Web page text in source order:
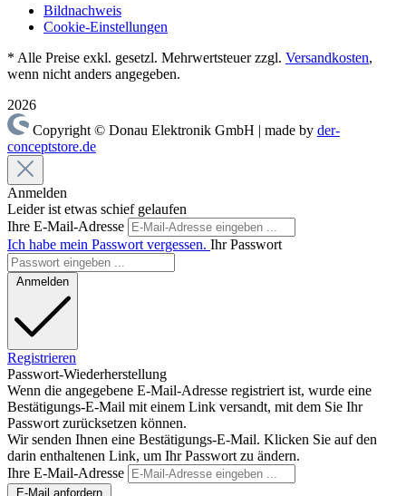
Bildnachweis
Cookie-Einstellungen
* Alle Preise exkl. gesetzl. Mehrwertsteuer zzgl. Versandkosten,
wenn nicht anders angegeben.
2026
Copyright © Donau Elektronik GmbH | made by der-
conceptstore.de
Anmelden
Leider ist etwas schief gelaufen
Ihre E-Mail-Adresse
Ich habe mein Passwort vergessen. Ihr Passwort
Anmelden
Registrieren
Passwort-Wiederherstellung
Wenn die angegebene E-Mail-Adresse registriert ist, wurde eine
Bestätigungs-E-Mail mit einem Link versandt, mit dem Sie Ihr
Passwort zurücksetzen können.
Wir senden Ihnen eine Bestätigungs-E-Mail. Klicken Sie auf den
darin enthaltenen Link, um Ihr Passwort zu ändern.
Ihre E-Mail-Adresse
E-Mail anfordern